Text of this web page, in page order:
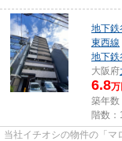
地下鉄
東西線
地下鉄
大阪府
6.8万
築年数
階数
当社イチオシの物件の「マ